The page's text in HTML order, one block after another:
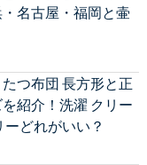
名古屋・福岡と壷
つ布団 長方形と正
紹介！洗濯 クリー
どれがいい？